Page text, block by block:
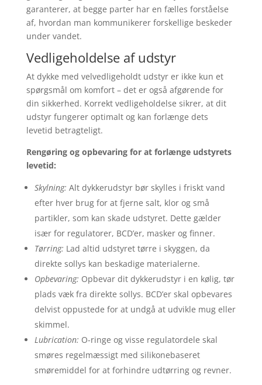
garanterer, at begge parter har en fælles forståelse
af, hvordan man kommunikerer forskellige beskeder
under vandet.
Vedligeholdelse af udstyr
At dykke med velvedligeholdt udstyr er ikke kun et
spørgsmål om komfort – det er også afgørende for
din sikkerhed. Korrekt vedligeholdelse sikrer, at dit
udstyr fungerer optimalt og kan forlænge dets
levetid betragteligt.
Rengøring og opbevaring for at forlænge udstyrets
levetid:
Skylning: Alt dykkerudstyr bør skylles i friskt vand
efter hver brug for at fjerne salt, klor og små
partikler, som kan skade udstyret. Dette gælder
især for regulatorer, BCD’er, masker og finner.
Tørring: Lad altid udstyret tørre i skyggen, da
direkte sollys kan beskadige materialerne.
Opbevaring: Opbevar dit dykkerudstyr i en kølig, tør
plads væk fra direkte sollys. BCD’er skal opbevares
delvist oppustede for at undgå at udvikle mug eller
skimmel.
Lubrication: O-ringe og visse regulatordele skal
smøres regelmæssigt med silikonebaseret
smøremiddel for at forhindre udtørring og revner.